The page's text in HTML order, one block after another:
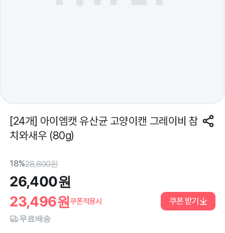
[24개] 아이엠캣 유산균 고양이캔 그레이비 참
치와새우 (80g)
18%28,800원
26,400원
23,496원쿠폰적용시 쿠폰 받기
무료배송